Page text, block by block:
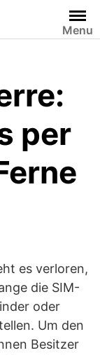
Menu
per
es verloren,
die SIM-
oder
Um den
Besitzer